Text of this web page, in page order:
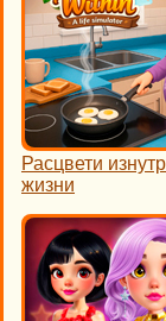
Расцвети
жизни